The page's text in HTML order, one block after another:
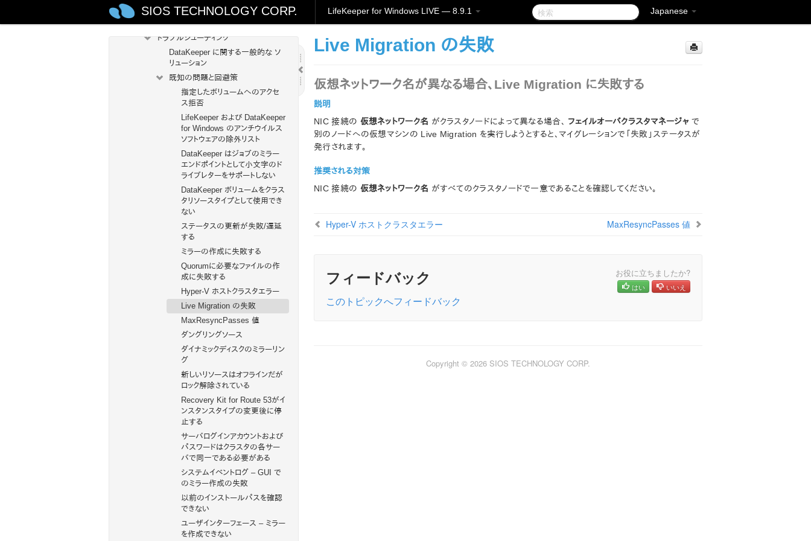
Japanese
SIOS TECHNOLOGY CORP. LifeKeeper for Windows LIVE — 8.9.1
ユーザガイド
よくある質問
トラブルシューティング
DataKeeper に関する一般的な ソ
リューション
既知の問題と回避策
指定したボリュームへのアクセ
ス拒否
LifeKeeper および DataKeeper
for Windows のアンチウイルス
ソフトウェアの除外リスト
DataKeeper はジョブのミラー
エンドポイントとして小文字のド
ライブレターをサポートしない
DataKeeper ボリュームをクラス
タリソースタイプとして使用でき
ない
ステータスの更新が失敗/遅延
する
ミラーの作成に失敗する
Quorumに必要なファイルの作
成に失敗する
Hyper-V ホストクラスタエラー
Live Migration の失敗
MaxResyncPasses 値
ダングリングソース
ダイナミックディスクのミラーリン
グ
新しいリソースはオフラインだが
ロック解除されている
Recovery Kit for Route 53がイ
ンスタンスタイプの変更後に停
止する
サーバログインアカウントおよび
パスワードはクラスタの各サー
バで同一である必要がある
システムイベントログ – GUI で
のミラー作成の失敗
以前のインストールパスを確認
できない
ユーザインターフェース – ミラー
を作成できない
Live Migration の失敗
仮想ネットワーク名が異なる場合、Live Migration に失敗する
説明
NIC 接続の 仮想ネットワーク名 がクラスタノードによって異なる場合、 フェイルオーバクラスタマネージャ で
別のノードへの仮想マシンの Live Migration を実行しようとすると、マイグレーションで「失敗」ステータスが
発行されます。
推奨される対策
NIC 接続の 仮想ネットワーク名 がすべてのクラスタノードで一意であることを確認してください。
Hyper-V ホストクラスタエラー MaxResyncPasses 値
フィードバック お役に立ちましたか?
はい いいえ
このトピックへフィードバック
Copyright © 2026 SIOS TECHNOLOGY CORP.